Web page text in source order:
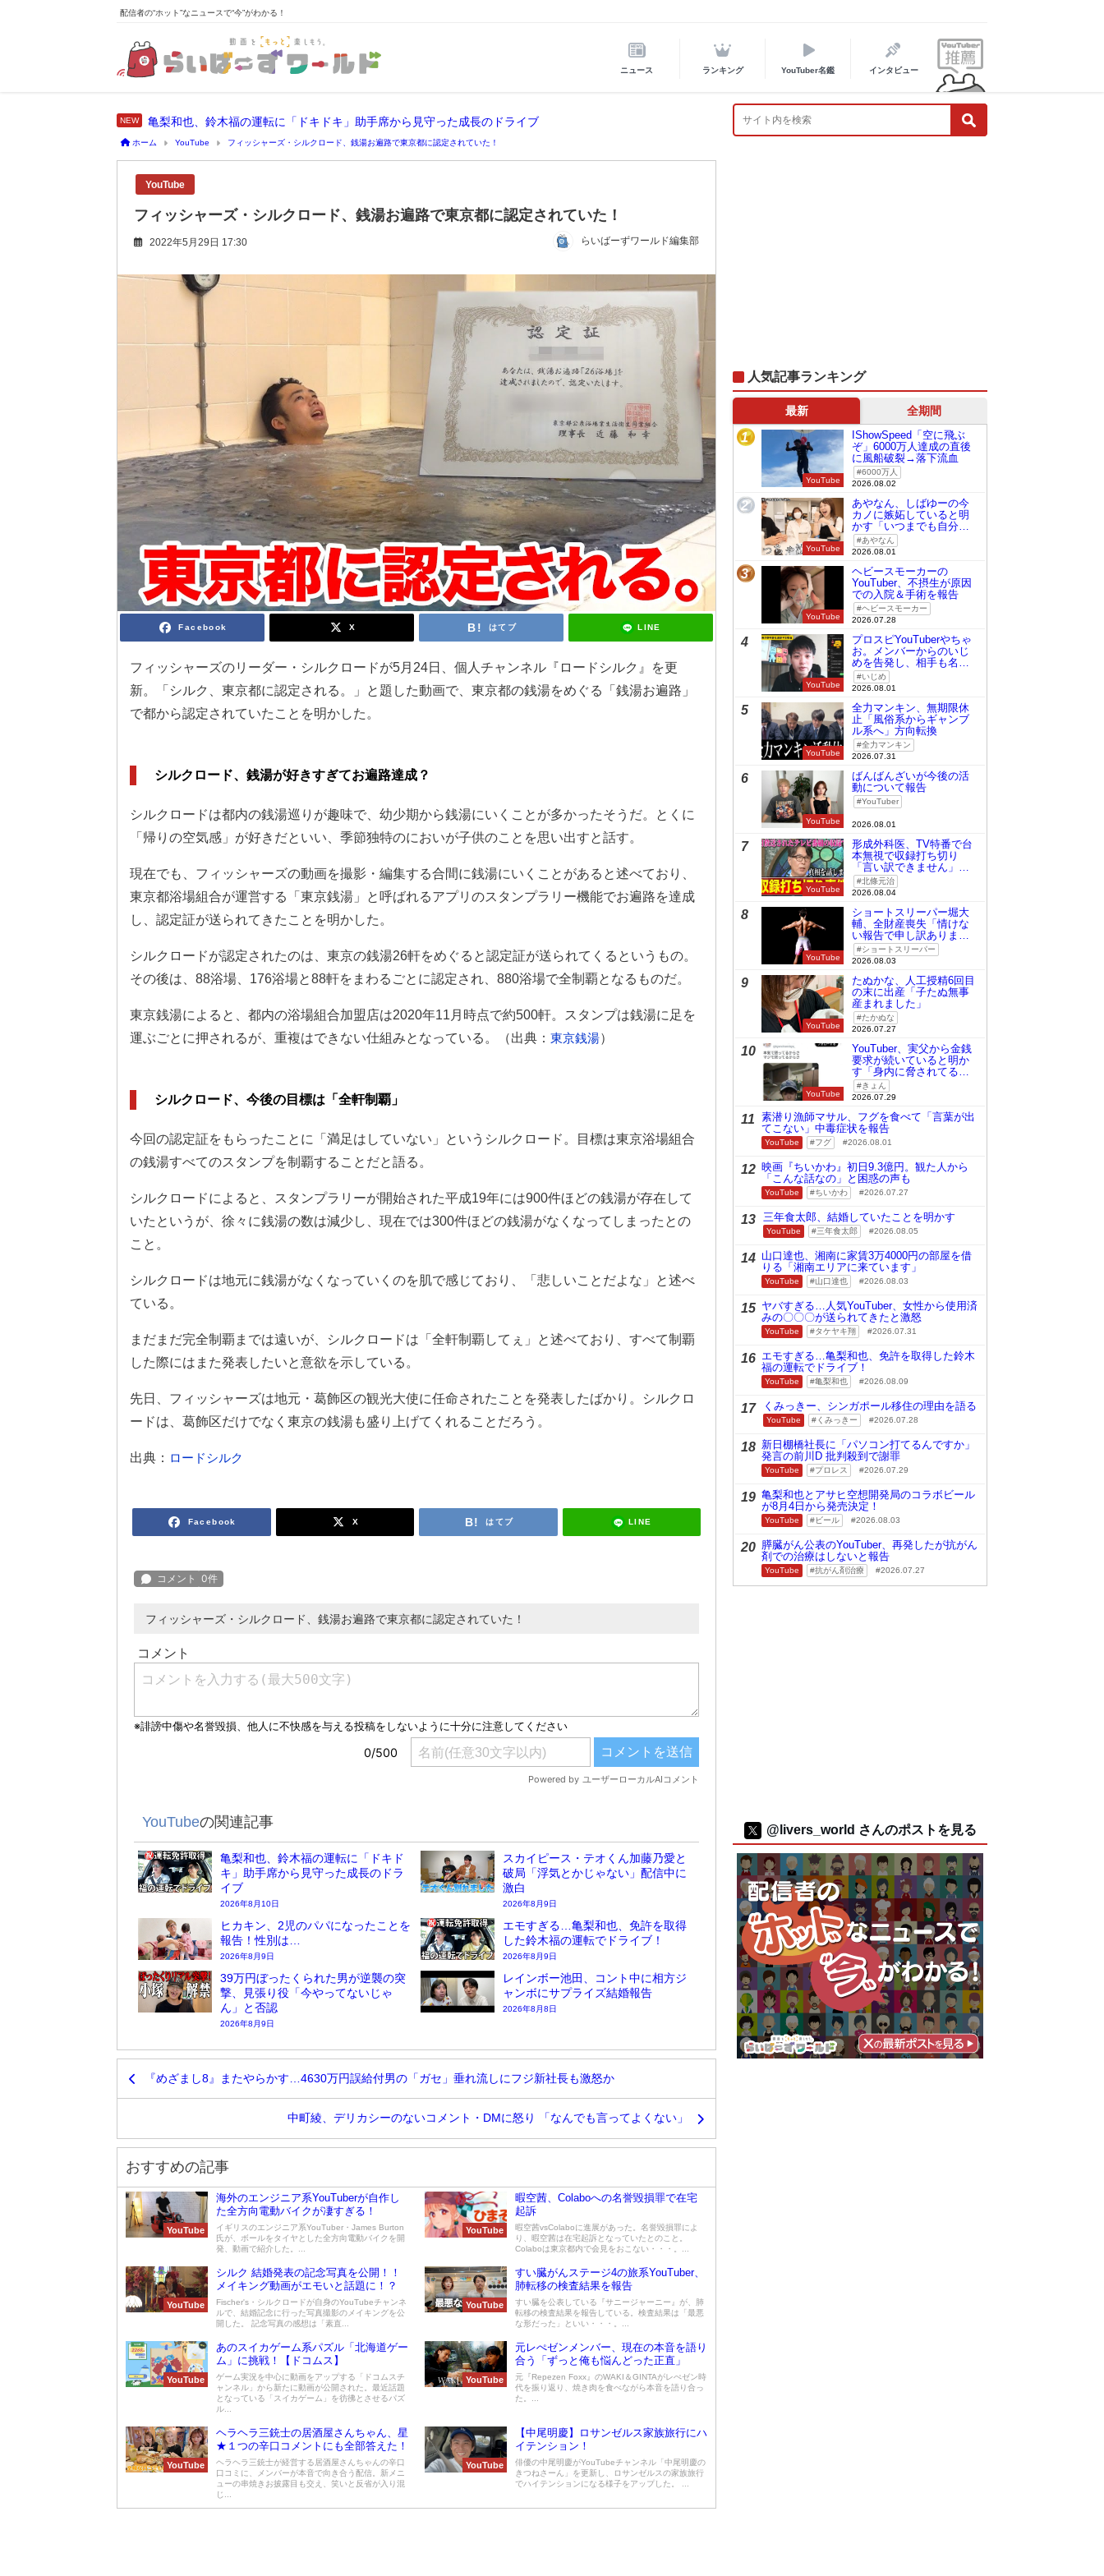
配信者の“ホット”なニュースで“今”がわかる！
ニュース ランキング YouTuber名鑑 インタビュー
亀梨和也、鈴木福の運転に「ドキドキ」助手席から見守った成長のドライブ
ホーム YouTube フィッシャーズ・シルクロード、銭湯お遍路で東京都に認定されていた！
YouTube
フィッシャーズ・シルクロード、銭湯お遍路で東京都に認定されていた！
2022年5月29日 17:30 らいばーずワールド編集部
Facebook X はてブ LINE
フィッシャーズのリーダー・シルクロードが5月24日、個人チャンネル『ロードシルク』を更
新。「シルク、東京都に認定される。」と題した動画で、東京都の銭湯をめぐる「銭湯お遍路」
で都から認定されていたことを明かした。
シルクロード、銭湯が好きすぎてお遍路達成？
シルクロードは都内の銭湯巡りが趣味で、幼少期から銭湯にいくことが多かったそうだ。とくに
「帰りの空気感」が好きだといい、季節独特のにおいが子供のことを思い出すと話す。
現在でも、フィッシャーズの動画を撮影・編集する合間に銭湯にいくことがあると述べており、
東京都浴場組合が運営する「東京銭湯」と呼ばれるアプリのスタンプラリー機能でお遍路を達成
し、認定証が送られてきたことを明かした。
シルクロードが認定されたのは、東京の銭湯26軒をめぐると認定証が送られてくるというもの。
その後は、88浴場、176浴場と88軒をまわるごとに認定され、880浴場で全制覇となるものだ。
東京銭湯によると、都内の浴場組合加盟店は2020年11月時点で約500軒。スタンプは銭湯に足を
運ぶごとに押されるが、重複はできない仕組みとなっている。（出典： 東京銭湯）
シルクロード、今後の目標は「全軒制覇」
今回の認定証をもらったことに「満足はしていない」というシルクロード。目標は東京浴場組合
の銭湯すべてのスタンプを制覇することだと語る。
シルクロードによると、スタンプラリーが開始された平成19年には900件ほどの銭湯が存在して
いたというが、徐々に銭湯の数は減少し、現在では300件ほどの銭湯がなくなってしまったとの
こと。
シルクロードは地元に銭湯がなくなっていくのを肌で感じており、「悲しいことだよな」と述べ
ている。
まだまだ完全制覇までは遠いが、シルクロードは「全軒制覇してぇ」と述べており、すべて制覇
した際にはまた発表したいと意欲を示している。
先日、フィッシャーズは地元・葛飾区の観光大使に任命されたことを発表したばかり。シルクロ
ードは、葛飾区だけでなく東京の銭湯も盛り上げてくれることだろう。
出典： ロードシルク
Facebook X はてブ LINE
フィッシャーズ・シルクロード、銭湯お遍路で東京都に認定されていた！
YouTubeの関連記事
亀梨和也、鈴木福の運転に「ドキド
キ」助手席から見守った成長のドラ
イブ
2026年8月10日
スカイピース・テオくん加藤乃愛と
破局「浮気とかじゃない」配信中に
激白
2026年8月9日
ヒカキン、2児のパパになったことを
報告！性別は…
2026年8月9日
エモすぎる…亀梨和也、免許を取得
した鈴木福の運転でドライブ！
2026年8月9日
39万円ぼったくられた男が逆襲の突
撃、見張り役「今やってないじゃ
ん」と否認
2026年8月9日
レインボー池田、コント中に相方ジ
ャンボにサプライズ結婚報告
2026年8月8日
『めざまし8』またやらかす…4630万円誤給付男の「ガセ」垂れ流しにフジ新社長も激怒か
中町綾、デリカシーのないコメント・DMに怒り 「なんでも言ってよくない」
おすすめの記事
YouTube
海外のエンジニア系YouTuberが自作し
た全方向電動バイクが凄すぎる！
イギリスのエンジニア系YouTuber・James Burton
氏が、ボールをタイヤとした全方向電動バイクを開
発、動画で紹介した。...
YouTube
暇空茜、Colaboへの名誉毀損罪で在宅
起訴
暇空茜vsColaboに進展があった。名誉毀損罪によ
り、暇空茜は在宅起訴となっていたとのこと。
Colaboは東京都内で会見をおこない・・・。...
YouTube
シルク 結婚発表の記念写真を公開！！
メイキング動画がエモいと話題に！？
Fischer's・シルクロードが自身のYouTubeチャンネ
ルで、結婚記念に行った写真撮影のメイキングを公
開した。 記念写真の感想は「素直...
YouTube
すい臓がんステージ4の旅系YouTuber、
肺転移の検査結果を報告
すい臓を公表している『サニージャーニー』が、肺
転移の検査結果を報告している。検査結果は「最悪
な形だった」といい・・・。...
YouTube
あのスイカゲーム系パズル「北海道ゲー
ム」に挑戦！【ドコムス】
ゲーム実況を中心に動画をアップする「ドコムスチ
ャンネル」から新たに動画が公開された。最近話題
となっている「スイカゲーム」を彷彿とさせるパズ
ル...
YouTube
元レぺゼンメンバー、現在の本音を語り
合う「ずっと俺も悩んどった正直」
元『Repezen Foxx』のWAKI＆GINTAがレぺゼン時
代を振り返り、焼き肉を食べながら本音を語り合っ
た。...
YouTube
ヘラヘラ三銃士の居酒屋さんちゃん、星
★１つの辛口コメントにも全部答えた！
ヘラヘラ三銃士が経営する居酒屋さんちゃんの辛口
口コミに、メンバーが本音で向き合う配信。新メニ
ューの串焼きお披露目も交え、笑いと反省が入り混
じ...
YouTube
【中尾明慶】ロサンゼルス家族旅行にハ
イテンション！
俳優の中尾明慶がYouTubeチャンネル「中尾明慶の
きつねさーん」を更新し、ロサンゼルスの家族旅行
でハイテンションになる様子をアップした。 ...
人気記事ランキング
最新 全期間
1
YouTube
IShowSpeed「空に飛ぶ
ぞ」6000万人達成の直後
に風船破裂→落下流血
6000万人
2026.08.02
2
YouTube
あやなん、しばゆーの今
カノに嫉妬していると明
かす「いつまでも自分の
ものみたいに…」
あやなん
2026.08.01
3
YouTube
ヘビースモーカーの
YouTuber、不摂生が原因
での入院＆手術を報告
ヘビースモーカー
2026.07.28
4
YouTube
プロスピYouTuberやちゃ
お。メンバーからのいじ
めを告発し、相手も名指
しで批判
いじめ
2026.08.01
5
YouTube
全力マンキン、無期限休
止「風俗系からギャンブ
ル系へ」方向転換
全力マンキン
2026.07.31
6
YouTube
ばんばんざいが今後の活
動について報告
YouTuber
2026.08.01
7
YouTube
形成外科医、TV特番で台
本無視で収録打ち切り
「言い訳できません」と
謝罪北條元治
2026.08.04
8
YouTube
ショートスリーパー堀大
輔、全財産喪失「情けな
い報告で申し訳ありませ
ん」ショートスリーパー
2026.08.03
9
YouTube
たぬかな、人工授精6回目
の末に出産「子たぬ無事
産まれました」
たかぬな
2026.07.27
10
YouTube
YouTuber、実父から金銭
要求が続いていると明か
す「身内に脅されてる
の」きょん
2026.07.29
11
素潜り漁師マサル、フグを食べて「言葉が出
てこない」中毒症状を報告
YouTube フグ 2026.08.01
12 映画『ちいかわ』初日9.3億円。観た人から
「こんな話なの」と困惑の声も
YouTube ちいかわ 2026.07.27
13 三年食太郎、結婚していたことを明かす
YouTube 三年食太郎 2026.08.05
14 山口達也、湘南に家賃3万4000円の部屋を借
りる「湘南エリアに来ています」
YouTube 山口達也 2026.08.03
15 ヤバすぎる…人気YouTuber、女性から使用済
みの〇〇〇が送られてきたと激怒
YouTube タケヤキ翔 2026.07.31
16 エモすぎる…亀梨和也、免許を取得した鈴木
福の運転でドライブ！
YouTube 亀梨和也 2026.08.09
17 くみっきー、シンガポール移住の理由を語る
YouTube くみっきー 2026.07.28
18 新日棚橋社長に「パソコン打てるんですか」
発言の前川D 批判殺到で謝罪
YouTube プロレス 2026.07.29
19 亀梨和也とアサヒ空想開発局のコラボビール
が8月4日から発売決定！
YouTube ビール 2026.08.03
20 膵臓がん公表のYouTuber、再発したが抗がん
剤での治療はしないと報告
YouTube 抗がん剤治療 2026.07.27
@livers_world さんのポストを見る